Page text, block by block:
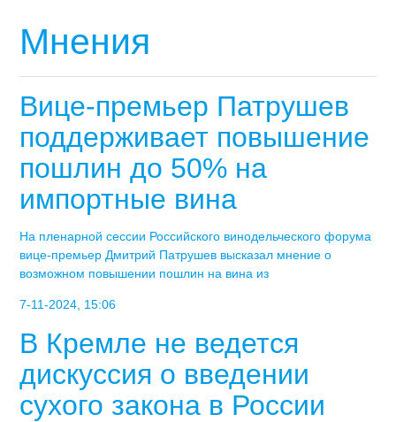
Мнения
Вице-премьер Патрушев
поддерживает повышение
пошлин до 50% на
импортные вина
На пленарной сессии Российского винодельческого форума
вице-премьер Дмитрий Патрушев высказал мнение о
возможном повышении пошлин на вина из
7-11-2024, 15:06
В Кремле не ведется
дискуссия о введении
сухого закона в России